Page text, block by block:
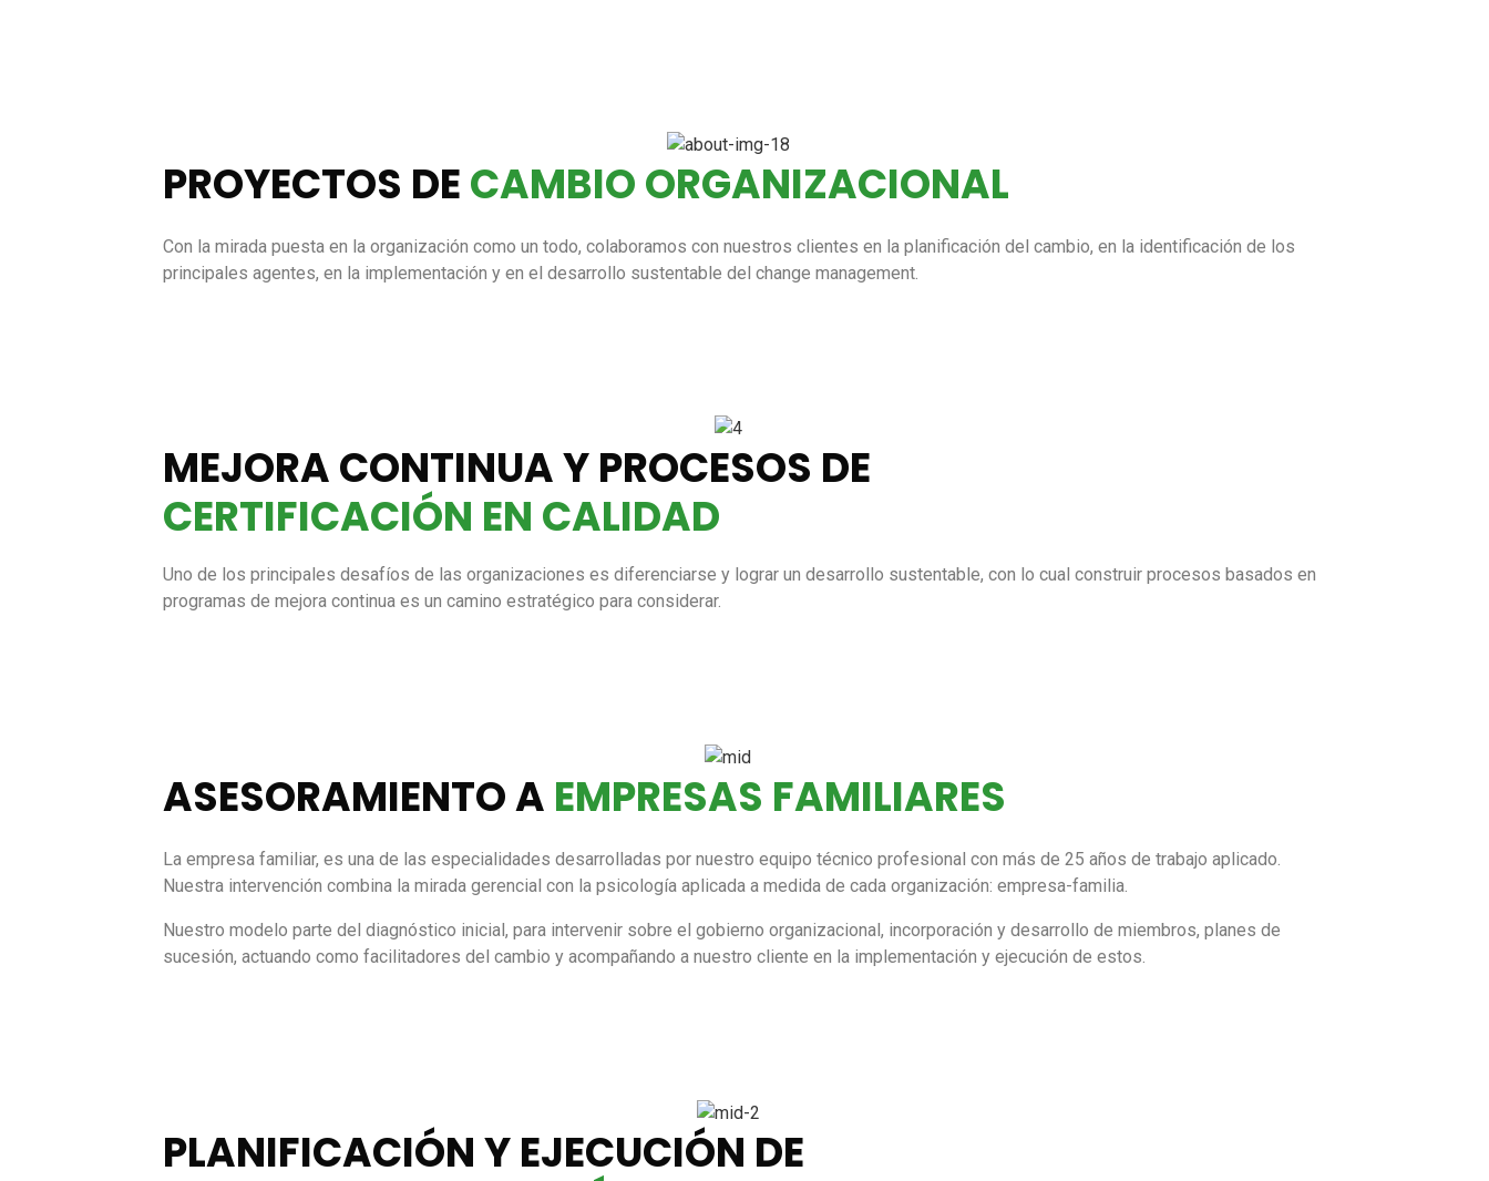
PROYECTOS DECAMBIO ORGANIZACIONAL
Con la mirada puesta en la organización como un todo, colaboramos con nuestros clientes en la planificación del cambio, en la identificación de los
principales agentes, en la implementación y en el desarrollo sustentable del change management.
MEJORA CONTINUA Y PROCESOS DE
CERTIFICACIÓN EN CALIDAD
Uno de los principales desafíos de las organizaciones es diferenciarse y lograr un desarrollo sustentable, con lo cual construir procesos basados en
programas de mejora continua es un camino estratégico para considerar.
ASESORAMIENTO A EMPRESAS FAMILIARES
La empresa familiar, es una de las especialidades desarrolladas por nuestro equipo técnico profesional con más de 25 años de trabajo aplicado.
Nuestra intervención combina la mirada gerencial con la psicología aplicada a medida de cada organización: empresa-familia.
Nuestro modelo parte del diagnóstico inicial, para intervenir sobre el gobierno organizacional, incorporación y desarrollo de miembros, planes de
sucesión, actuando como facilitadores del cambio y acompañando a nuestro cliente en la implementación y ejecución de estos.
PLANIFICACIÓN Y EJECUCIÓN DE